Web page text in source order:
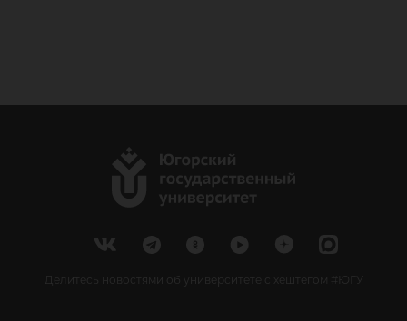
Делитесь новостями об университете с хештегом #ЮГУ